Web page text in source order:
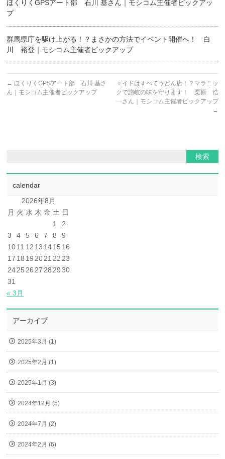
ほくりくGPSアート部 石川 基さん｜モシコム主催者ピックアッ
プ
群馬県庁を駆け上がる！？まさかの方法でイベント開催へ！ 白
川 裕登｜モシコム主催者ピックアップ
← ほくりくGPSアート部 石川 基さ
ん｜モシコム主催者ピックアップ
エイドはすべてうどん店！？マラニッ
クで讃岐の味を守ります！ 栗原 浩
一さん｜モシコム主催者ピックアップ
→
calendar
2026年8月
月 火 水 木 金 土 日
1
2
3
4 5 6 7 8
9
1011 12 13 1415 16
17 18 19 2021 22 23
2425 26 27 28 29 30
31
« 3月
アーカイブ
2025年3月 (1)
2025年2月 (1)
2025年1月 (3)
2024年12月 (5)
2024年7月 (2)
2024年2月 (6)